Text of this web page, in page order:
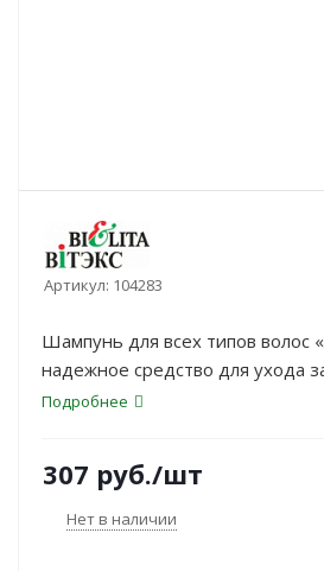
Артикул: 104283
Шампунь для всех типов волос
надежное средство для ухода
в жаркое время года. <br>
эффективный уход за волосами,
защищает и придает им блеск и
Подробнее
307 руб./шт
Нет в наличии